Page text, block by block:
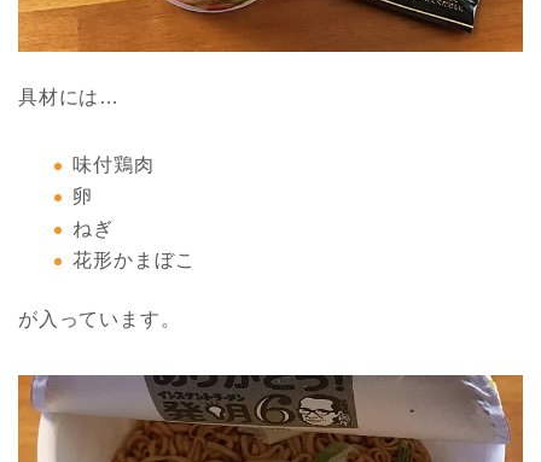
具材には…
味付鶏肉
卵
ねぎ
花形かまぼこ
が入っています。